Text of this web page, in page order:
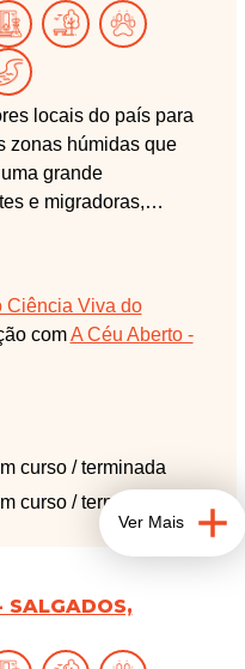
locais do país para
zonas húmidas que
grande
e migradoras,
dos pontos por nós
ou mesmo só
animais,
espécies mais
raridade!) que
protegida Parque
do Aspirante a
Geoparque
Ciência Viva do
comA Céu Aberto -
curso / terminada
curso / terminada
Ver Mais
SALGADOS,